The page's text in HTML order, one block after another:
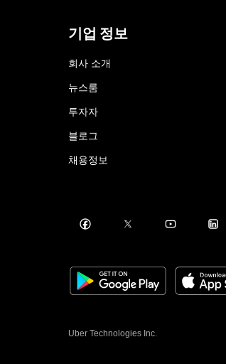
기업 정보
회사 소개
뉴스룸
투자자
블로그
채용정보
Uber Technologies Inc.